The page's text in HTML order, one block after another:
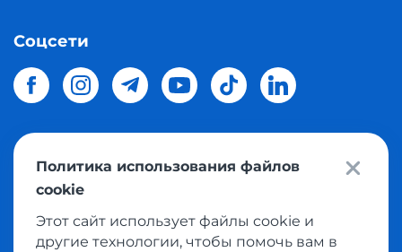
Соцсети
© 2026 Meest Shoppingдоставка покупок с интернет
магазинов мира в Украину.
Политика конфиденциальности
Политика использования файлов
cookie
Этот сайт использует файлы cookie и
другие технологии, чтобы помочь вам в